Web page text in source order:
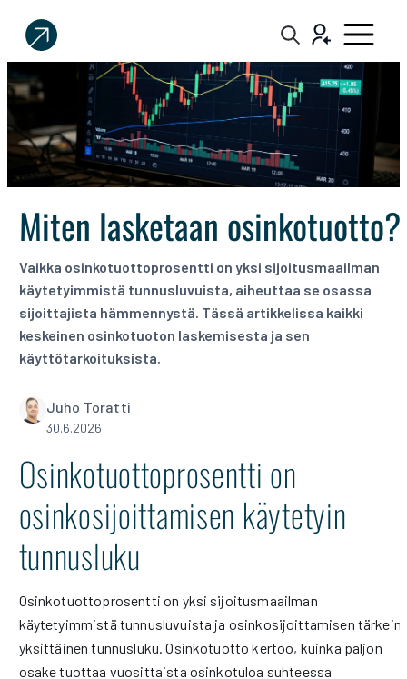
Sijoittaja.fi
Tee
sijoituspäätöksiä
Miten lasketaan osinkotuotto?
Vaikka osinkotuottoprosentti on yksi sijoitusmaailman
käytetyimmistä tunnusluvuista, aiheuttaa se osassa
sijoittajista hämmennystä. Tässä artikkelissa kaikki
keskeinen osinkotuoton laskemisesta ja sen
käyttötarkoituksista.
Juho Toratti
30.6.2026
Osinkotuottoprosentti on
osinkosijoittamisen käytetyin
tunnusluku
Osinkotuottoprosentti on yksi sijoitusmaailman
käytetyimmistä tunnusluvuista ja osinkosijoittamisen tärkein
yksittäinen tunnusluku. Osinkotuotto kertoo, kuinka paljon
osake tuottaa vuosittaista osinkotuloa suhteessa